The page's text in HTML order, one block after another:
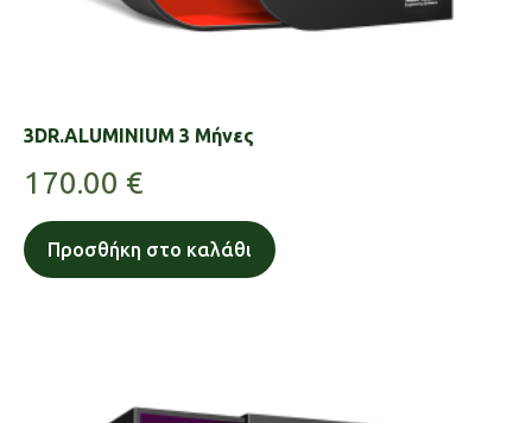
3DR.ALUMINIUM 3 Μήνες
170.00 €
Προσθήκη στο καλάθι